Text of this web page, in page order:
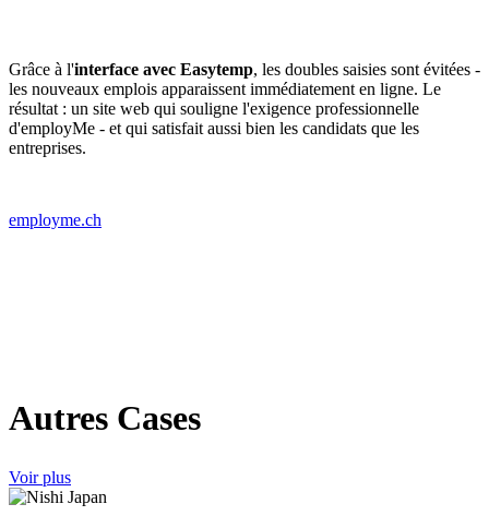
Grâce à l'interface avec Easytemp, les doubles saisies sont évitées -
les nouveaux emplois apparaissent immédiatement en ligne. Le
résultat : un site web qui souligne l'exigence professionnelle
d'employMe - et qui satisfait aussi bien les candidats que les
entreprises.
employme.ch
Autres Cases
Voir plus